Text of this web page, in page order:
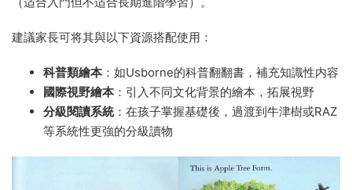
建議家長可将其與以下資源搭配使用：
科普類繪本：如Usborne的科普翻翻書，補充知識性内容
國際視野繪本：引入不同文化背景的繪本，拓展視野
分級閱讀系統：在孩子掌握基礎後，過渡到牛津樹或RAZ
等系統性更強的分級讀物